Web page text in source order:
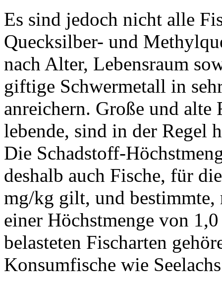
Es sind jedoch nicht alle
Quecksilber- und
nach Alter, Lebensraum
giftige Schwermetall in
anreichern. Große und alte
lebende, sind in der Regel
Die Schadstoff-
deshalb auch Fische, für
mg/kg gilt, und bestimmte,
einer Höchstmenge von
belasteten Fischarten
Konsumfische wie